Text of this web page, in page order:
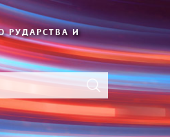
РУДАРСТВА И